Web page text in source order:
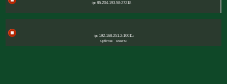
ip: 85.204.193.58:27218
ip: 192.168.251.2:10011:
uptime:
users: